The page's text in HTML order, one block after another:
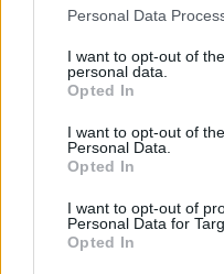
Please note that this
not limited to your visit or
grant or deny consent to
use your data for below
consent section.
Personal Data
I want to opt-out of
personal data.
Opted In
I want to opt-out of
Personal Data.
Opted In
I want to opt-out of
Personal Data for
Opted In
Μάθε πρώτος
ειδήσεις.
Βάλε το
αναζήτησης
Δημοφιλείς